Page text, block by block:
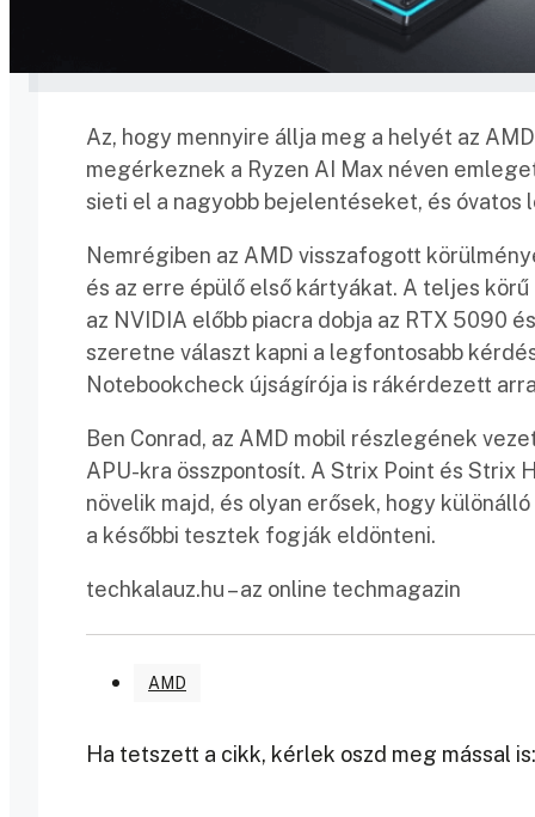
Az, hogy mennyire állja meg a helyét az
megérkeznek a Ryzen AI Max néven
sieti el a nagyobb bejelentéseket, és óvatos
Nemrégiben az AMD visszafogott
és az erre épülő első kártyákat. A teljes
az NVIDIA előbb piacra dobja az RTX 5090
szeretne választ kapni a legfontosabb
Notebookcheck újságírója is rákérdezett
Ben Conrad, az AMD mobil részlegének
APU-kra összpontosít. A Strix Point és Strix
növelik majd, és olyan erősek, hogy
a későbbi tesztek fogják eldönteni.
techkalauz.hu – az online techmagazin
AMD
Ha tetszett a cikk, kérlek oszd meg mással is: